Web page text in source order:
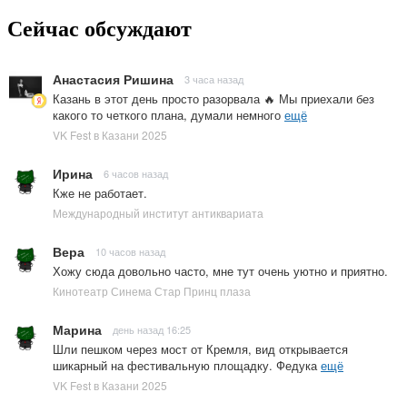
Сейчас обсуждают
Анастасия Ришина 3 часа назад
Казань в этот день просто разорвала 🔥 Мы приехали без
какого то четкого плана, думали немного ещё
VK Fest в Казани 2025
Ирина 6 часов назад
Кже не работает.
Международный институт антиквариата
Вера 10 часов назад
Хожу сюда довольно часто, мне тут очень уютно и приятно.
Кинотеатр Синема Стар Принц плаза
Марина день назад 16:25
Шли пешком через мост от Кремля, вид открывается
шикарный на фестивальную площадку. Федукаещё
VK Fest в Казани 2025